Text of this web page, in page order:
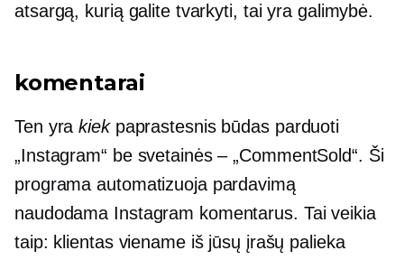
atsargą, kurią galite tvarkyti, tai yra galimybė.
komentarai
Ten yrakiekpaprastesnis būdas parduoti
„Instagram“ be svetainės – „CommentSold“. Ši
programa automatizuoja pardavimą
naudodama Instagram komentarus. Tai veikia
taip: klientas viename iš jūsų įrašų palieka